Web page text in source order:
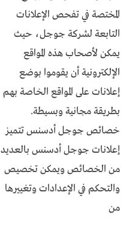
المختصة في تفحص الإعلانات
التابعة لشركة جوجل، حيث
يمكن لأصحاب هذه المواقع
الإلكترونية أن يقوموا بوضع
إعلانات على المواقع الخاصة بهم
بطريقة مجانية وبسيطة.
خصائص جوجل أدسنس تتميز
إعلانات جوجل أدسنس بالعديد
من الخصائص ويمكن تخصيص
والتحكم في الإعدادات وتغييرها
من